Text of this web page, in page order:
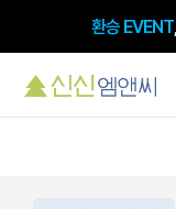
환승 EVENT